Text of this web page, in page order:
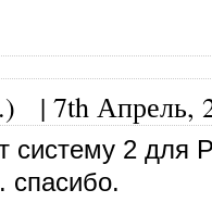
| 7th Апрель,
систему 2 для
спасибо.